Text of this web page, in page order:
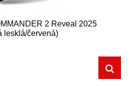
2 Reveal 2025
lesklá/červená)